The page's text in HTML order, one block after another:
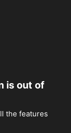
is out of
the features